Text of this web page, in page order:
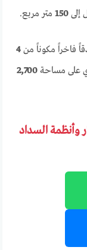
إلى150 متر مربع.
فاخراً مكوناً من4
على مساحة2,700
وأنظمة السداد